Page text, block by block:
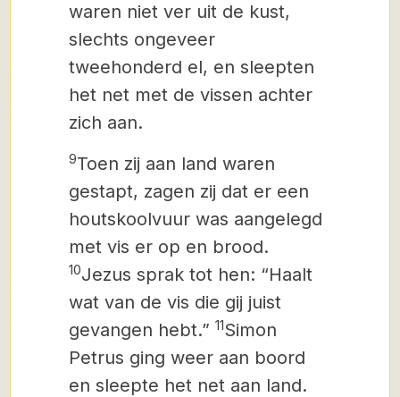
waren niet ver uit de kust,
slechts ongeveer
tweehonderd el, en sleepten
het net met de vissen achter
zich aan.
9Toen zij aan land waren
gestapt, zagen zij dat er een
houtskoolvuur was aangelegd
met vis er op en brood.
10Jezus sprak tot hen: “Haalt
wat van de vis die gij juist
gevangen hebt.” 11Simon
Petrus ging weer aan boord
en sleepte het net aan land.